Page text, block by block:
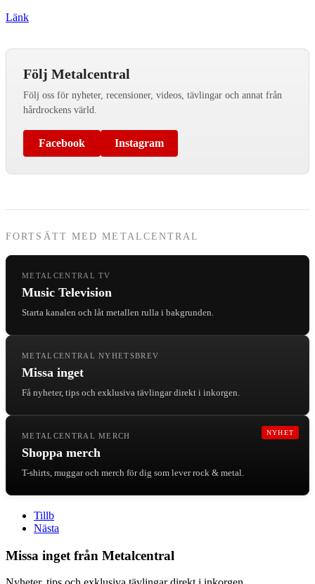
Länk
Följ Metalcentral
Följ oss för nyheter, recensioner, videos, tävlingar och annat från
hårdrockens värld.
Facebook Instagram
FORTSÄTT MED METALCENTRAL
METALCENTRAL TV
Music Television
Starta kanalen och låt metallen rulla i bakgrunden.
METALCENTRAL NYHETSBREV
Missa inget
Få nyheter, tips och exklusiva tävlingar direkt i inkorgen.
NYHET
METALCENTRAL MERCH
Shoppa merch
T-shirts, muggar och merch för dig som lever rock & metal.
Tillb
Nästa
Missa inget från Metalcentral